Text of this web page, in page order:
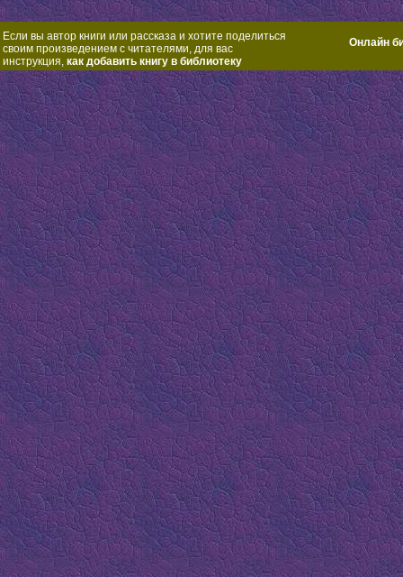
Если вы автор книги или рассказа и хотите поделиться
своим произведением с читателями, для вас
инструкция, как добавить книгу в библиотеку
Онлайн